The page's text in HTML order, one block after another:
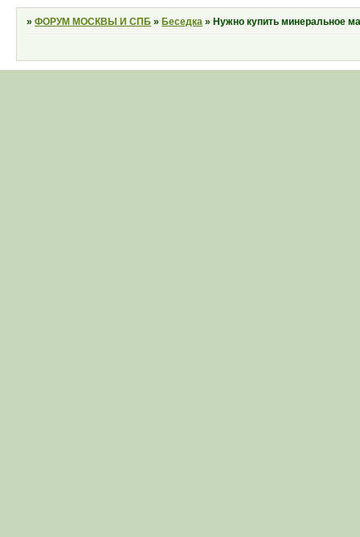
»ФОРУМ МОСКВЫ И СПБ » Беседка » Нужно купить минеральное